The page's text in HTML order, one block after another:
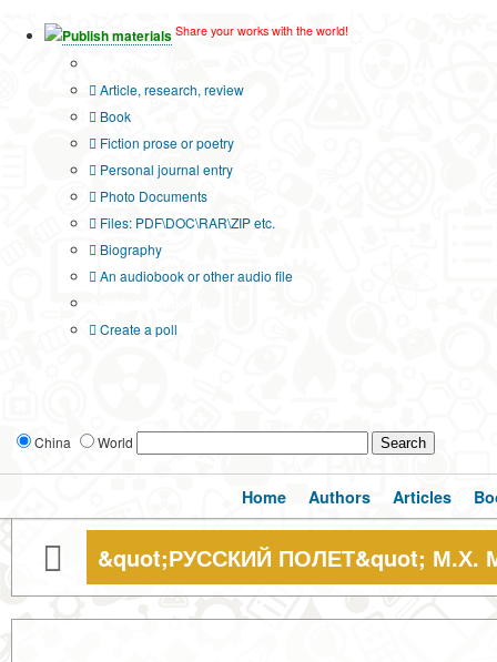
Publish materials Share your works with the world!
Article, research, review
Book
Fiction prose or poetry
Personal journal entry
Photo Documents
Files: PDF\DOC\RAR\ZIP etc.
Biography
An audiobook or other audio file
Create a poll
China World
Home Authors Articles
&quot;РУССКИЙ ПОЛЕТ&quot; М.Х.